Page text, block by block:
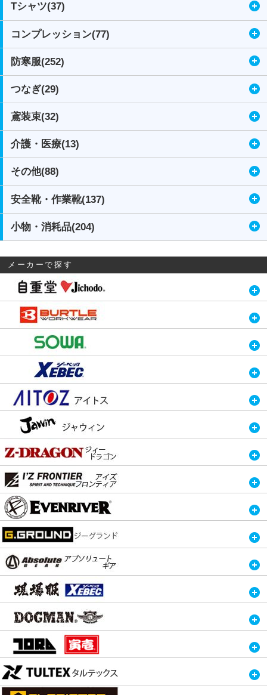
Tシャツ(37)
コンプレッション(77)
防寒服(252)
つなぎ(29)
鳶装束(32)
介護・医療(13)
その他(88)
安全靴・作業靴(137)
小物・消耗品(204)
メーカーで探す